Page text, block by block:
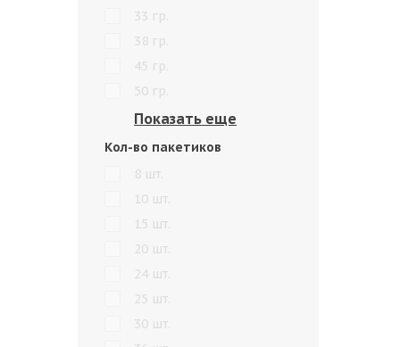
33 гр.
38 гр.
45 гр.
50 гр.
Кол-во пакетиков
8 шт.
10 шт.
15 шт.
20 шт.
24 шт.
25 шт.
30 шт.